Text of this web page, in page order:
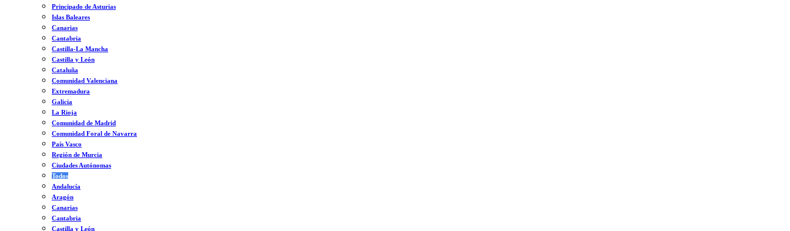
Principado de Asturias
Islas Baleares
Canarias
Cantabria
Castilla-La Mancha
Castilla y León
Cataluña
Comunidad Valenciana
Extremadura
Galicia
La Rioja
Comunidad de Madrid
Comunidad Foral de Navarra
País Vasco
Región de Murcia
Ciudades Autónomas
Todos
Andalucía
Aragón
Canarias
Cantabria
Castilla y León